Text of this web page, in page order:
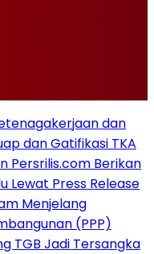
dan
dan Gatifikasi TKA
Persrilis.com Berikan
Lewat Press Release
Menjelang
(PPP)
TGB Jadi Tersangka